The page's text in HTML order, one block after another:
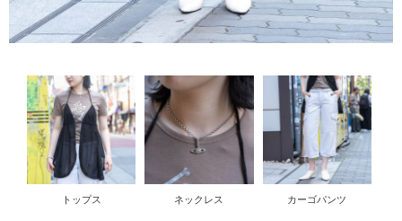
トップス ネックレス カーゴパンツ